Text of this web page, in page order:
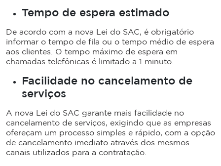
Tempo de espera estimado
De acordo com a nova Lei do SAC, é obrigatório
informar o tempo de fila ou o tempo médio de espera
aos clientes. O tempo máximo de espera em
chamadas telefônicas é limitado a 1 minuto.
Facilidade no cancelamento de
serviços
A nova Lei do SAC garante mais facilidade no
cancelamento de serviços, exigindo que as empresas
ofereçam um processo simples e rápido, com a opção
de cancelamento imediato através dos mesmos
canais utilizados para a contratação.